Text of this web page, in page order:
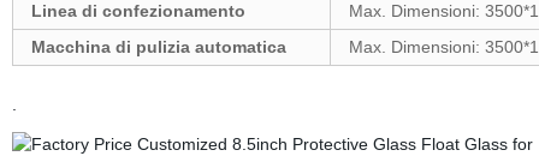
Linea di confezionamento
Max. Dimensioni:
Macchina di pulizia automatica
Max. Dimensioni: